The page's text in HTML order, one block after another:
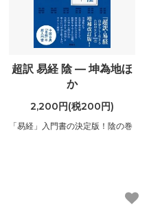
超訳 易経 陰 ― 坤為地ほ
か
2,200円(税200円)
「易経」入門書の決定版！陰の巻